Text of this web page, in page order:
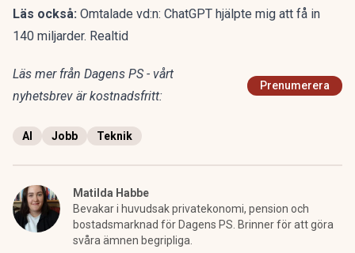
Läs också: Omtalade vd:n: ChatGPT hjälpte mig att få in
140 miljarder. Realtid
Läs mer från Dagens PS - vårt
nyhetsbrev är kostnadsfritt:
Prenumerera
AI Jobb Teknik
Matilda Habbe
Bevakar i huvudsak privatekonomi, pension och
bostadsmarknad för Dagens PS. Brinner för att göra
svåra ämnen begripliga.